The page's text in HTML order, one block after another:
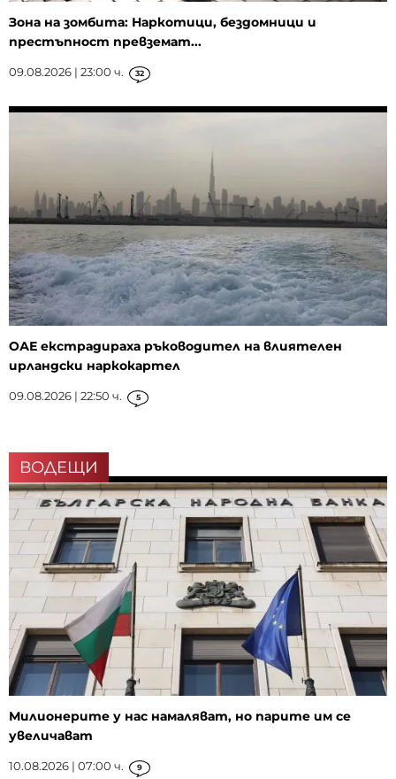
Зона на зомбита: Наркотици, бездомници и
престъпност превземат...
09.08.2026 | 23:00 ч. 32
ОАЕ екстрадираха ръководител на влиятелен
ирландски наркокартел
09.08.2026 | 22:50 ч. 5
ВОДЕЩИ
Милионерите у нас намаляват, но парите им се
увеличават
10.08.2026 | 07:00 ч. 9